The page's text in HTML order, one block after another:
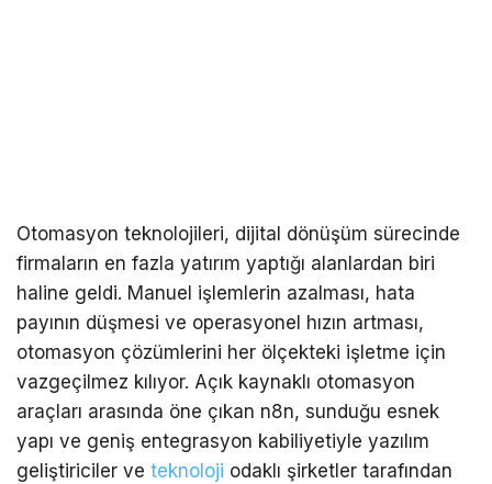
Otomasyon teknolojileri, dijital dönüşüm sürecinde
firmaların en fazla yatırım yaptığı alanlardan biri
haline geldi. Manuel işlemlerin azalması, hata
payının düşmesi ve operasyonel hızın artması,
otomasyon çözümlerini her ölçekteki işletme için
vazgeçilmez kılıyor. Açık kaynaklı otomasyon
araçları arasında öne çıkan n8n, sunduğu esnek
yapı ve geniş entegrasyon kabiliyetiyle yazılım
geliştiriciler ve teknoloji odaklı şirketler tarafından